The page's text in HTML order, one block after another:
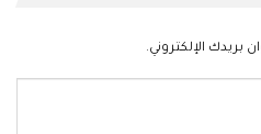
بريدك الإلكتروني.